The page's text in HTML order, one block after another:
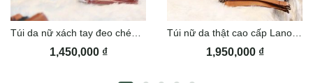
1,450,000 ₫ 1,950,000 ₫